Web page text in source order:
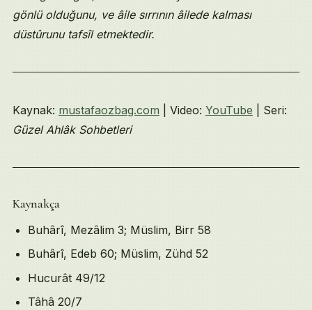
gönlü olduğunu, ve âile sırrının âilede kalması
düstûrunu tafsîl etmektedir.
Kaynak: mustafaozbag.com | Video: YouTube | Seri:
Güzel Ahlâk Sohbetleri
Kaynakça
Buhârî, Mezâlim 3; Müslim, Birr 58
Buhârî, Edeb 60; Müslim, Zühd 52
Hucurât 49/12
Tâhâ 20/7